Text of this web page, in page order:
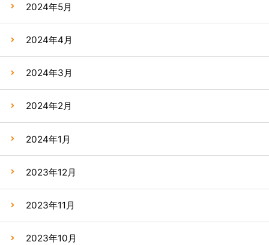
2024年5月
2024年4月
2024年3月
2024年2月
2024年1月
2023年12月
2023年11月
2023年10月